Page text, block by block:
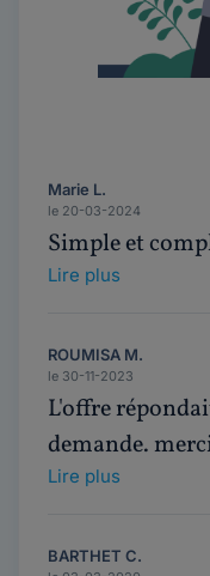
Marie L.
le 20-03-2024
Simple et
Lire plus
ROUMISA M.
le 30-11-2023
L'offre
demande.
Lire plus
BARTHET C.